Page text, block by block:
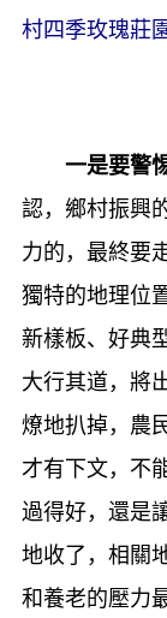
村四季玫瑰莊
一是要警
認，鄉村振興
力的，最終要
獨特的地理位
新樣板、好典
大行其道，將
燎地扒掉，農
才有下文，不
過得好，還是
地收了，相關
和養老的壓力